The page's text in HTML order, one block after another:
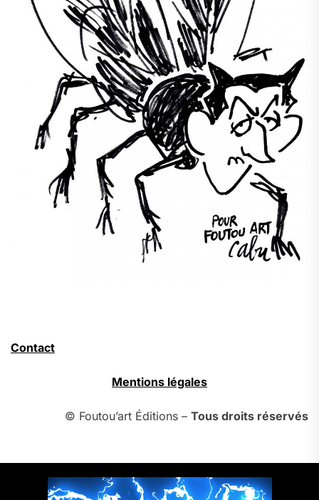
Contact
Mentions légales
© Foutou’art Éditions – Tous droits réservés